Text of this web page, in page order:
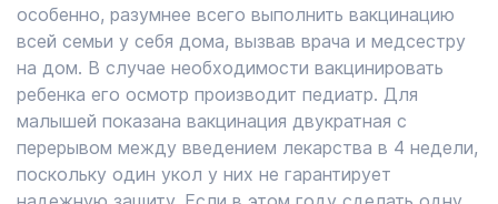
особенно, разумнее всего выполнить вакцинацию
всей семьи у себя дома, вызвав врача и медсестру
на дом. В случае необходимости вакцинировать
ребенка его осмотр производит педиатр. Для
малышей показана вакцинация двукратная с
перерывом между введением лекарства в 4 недели,
поскольку один укол у них не гарантирует